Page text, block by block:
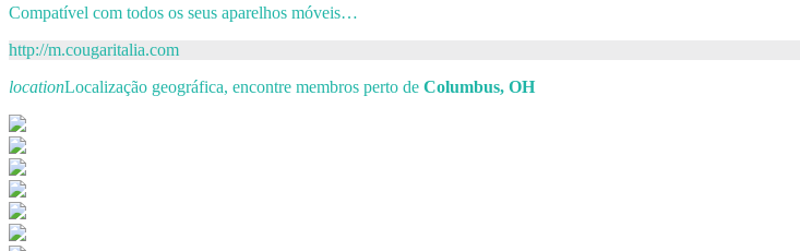
Compatível com todos os seus aparelhos móveis…
http://m.cougaritalia.com
locationLocalização geográfica, encontre membros perto de Columbus, OH